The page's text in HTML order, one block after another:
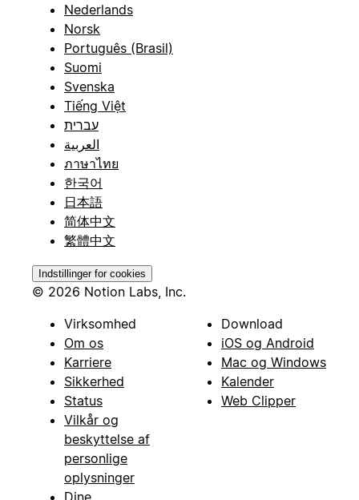
Nederlands
Norsk
Português (Brasil)
Suomi
Svenska
Tiếng Việt
עברית
العربية
ภาษาไทย
한국어
日本語
简体中文
繁體中文
Indstillinger for cookies
© 2026 Notion Labs, Inc.
Virksomhed
Om os
Karriere
Sikkerhed
Status
Vilkår og
beskyttelse af
personlige
oplysninger
Dine
Download
iOS og Android
Mac og Windows
Kalender
Web Clipper